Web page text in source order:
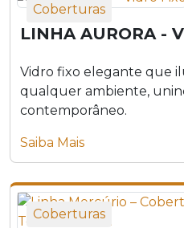
Coberturas
LINHA AURORA -
Vidro fixo elegante que
qualquer ambiente,
contemporâneo.
Saiba Mais
Coberturas